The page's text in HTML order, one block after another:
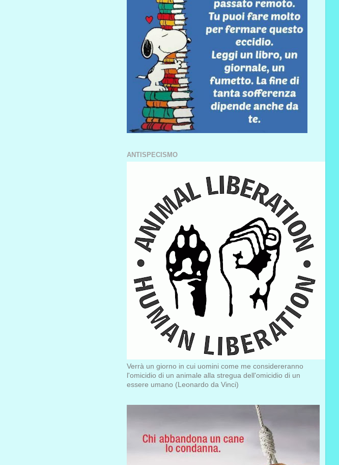
ANTISPECISMO
Verrà un giorno in cui uomini come me considereranno
l'omicidio di un animale alla stregua dell'omicidio di un
essere umano (Leonardo da Vinci)